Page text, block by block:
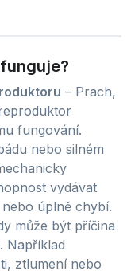
– Prach,
fungování.
nebo silném
vydávat
úplně chybí.
může být příčina
Například
ztlumení nebo